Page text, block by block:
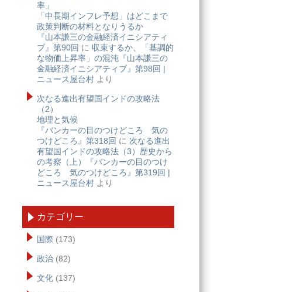
率」
「中長期インフレ予想」はどこまで
政策判断の材料となりうるか
『山本謙三の金融経済イニシアティ
ブ』第90回 に 収束するか、「基調的
な物価上昇率」の混沌『山本謙三の
金融経済イニシアティブ』第98回 |
ニュース屋台村 より
次なる進出有望国インドの攻略法
（2）
地理と気候
『バンカーの目のつけどころ 気の
つけどころ』第318回 に 次なる進出
有望国インドの攻略法（3）歴史から
の考察（上）『バンカーの目のつけ
どころ 気のつけどころ』第319回 |
ニュース屋台村 より
カテゴリー
国際 (173)
政治 (82)
文化 (137)